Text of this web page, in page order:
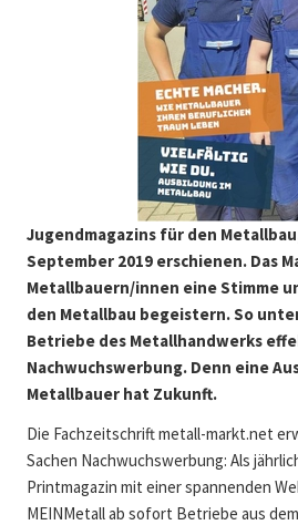
Jugendmagazins für den
September 2019 erschienen. Das
Metallbauern/innen eine Stimme
den Metallbau begeistern. So
Betriebe des Metallhandwerks
Nachwuchswerbung. Denn eine
Metallbauer hat Zukunft.
Die Fachzeitschrift metall-markt.net
Sachen Nachwuchswerbung: Als
Printmagazin mit einer spannenden
MEINMetall ab sofort Betriebe aus